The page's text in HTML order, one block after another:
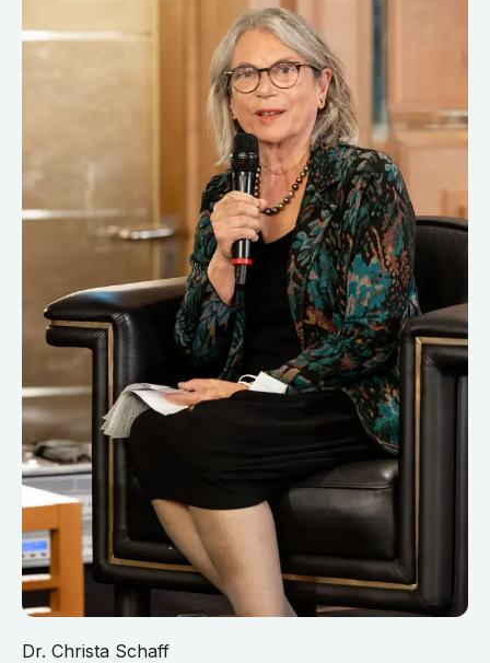
Dr. Christa Schaff